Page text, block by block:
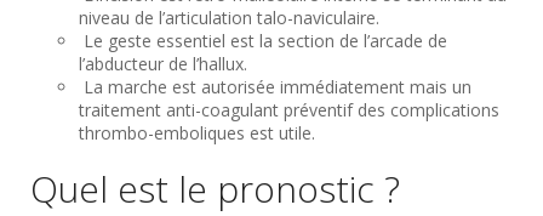
niveau de l’articulation talo-naviculaire.
Le geste essentiel est la section de l’arcade de
l’abducteur de l’hallux.
La marche est autorisée immédiatement mais un
traitement anti-coagulant préventif des complications
thrombo-emboliques est utile.
Quel est le pronostic ?